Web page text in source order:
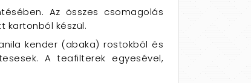
Az összes csomagolás
kartonból készül.
kender (abaka) rostokból és
A teafilterek egyesével,